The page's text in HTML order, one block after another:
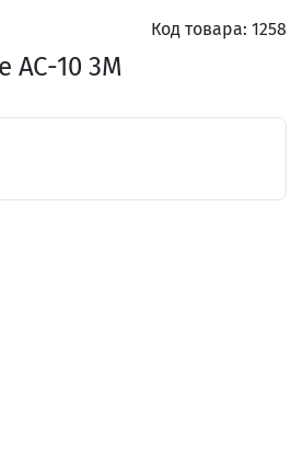
Код товара: 1258
10 3M